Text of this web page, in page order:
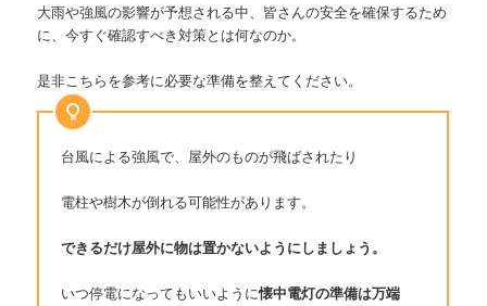
大雨や強風の影響が予想される中、皆さんの安全を確保するため
に、今すぐ確認すべき対策とは何なのか。
是非こちらを参考に必要な準備を整えてください。
台風による強風で、屋外のものが飛ばされたり
電柱や樹木が倒れる可能性があります。
できるだけ屋外に物は置かないようにしましょう。
いつ停電になってもいいように懐中電灯の準備は万端